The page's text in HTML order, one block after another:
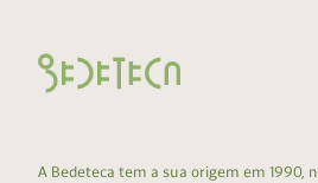
A Bedeteca tem a sua origem em 1990,